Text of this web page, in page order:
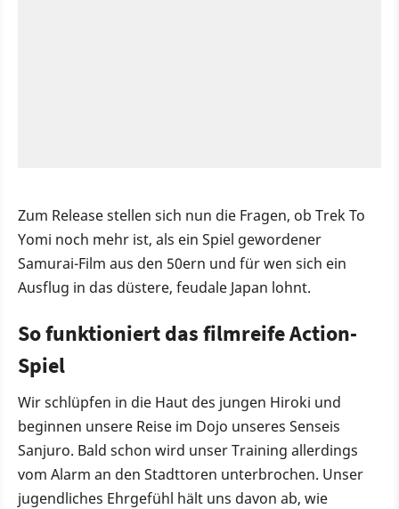
Zum Release stellen sich nun die Fragen, ob Trek To
Yomi noch mehr ist, als ein Spiel gewordener
Samurai-Film aus den 50ern und für wen sich ein
Ausflug in das düstere, feudale Japan lohnt.
So funktioniert das filmreife Action-
Spiel
Wir schlüpfen in die Haut des jungen Hiroki und
beginnen unsere Reise im Dojo unseres Senseis
Sanjuro. Bald schon wird unser Training allerdings
vom Alarm an den Stadttoren unterbrochen. Unser
jugendliches Ehrgefühl hält uns davon ab, wie